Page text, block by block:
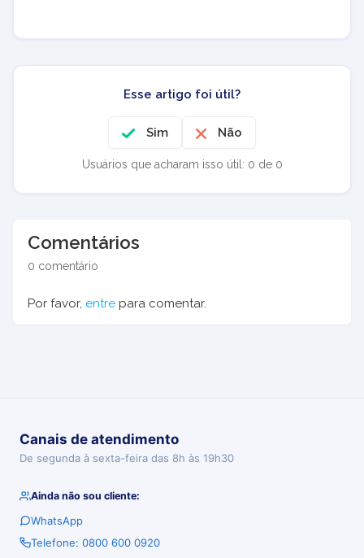
Esse artigo foi útil?
Sim Não
Usuários que acharam isso útil: 0 de 0
Comentários
0 comentário
Por favor, entre para comentar.
Canais de atendimento
De segunda à sexta-feira das 8h às 19h30
Ainda não sou cliente:
WhatsApp
Telefone: 0800 600 0920